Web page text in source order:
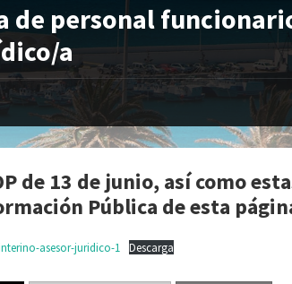
de personal
a
de 13 de junio, así como
Pública de esta
asesor-juridico-1 Descarga